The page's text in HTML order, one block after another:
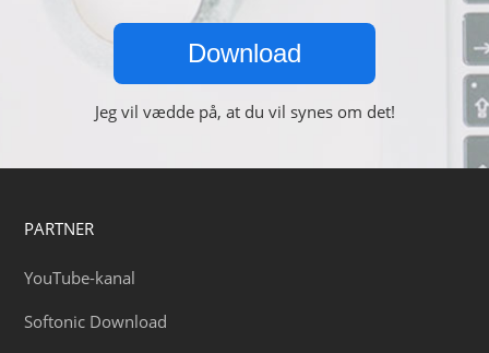
Download
Jeg vil vædde på, at du vil synes om det!
PARTNER
YouTube-kanal
Softonic Download